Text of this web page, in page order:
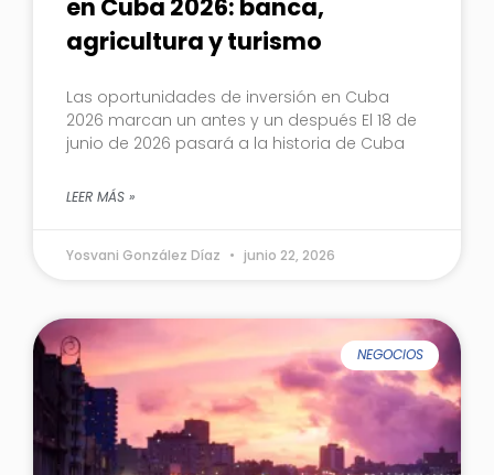
en Cuba 2026: banca,
agricultura y turismo
Las oportunidades de inversión en Cuba
2026 marcan un antes y un después El 18 de
junio de 2026 pasará a la historia de Cuba
LEER MÁS »
Yosvani González Díaz junio 22, 2026
NEGOCIOS